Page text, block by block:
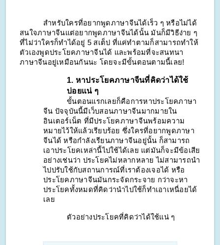
สำหรับใครที่อยากพูดภาษาจีนได้เร็ว ๆ หรือไม่ได้
สนใจภาษาจีนแต่อยากพูดภาษาจีนได้นั้น มันก็มีวิธีง่าย ๆ
ที่ไม่ว่าใครก็ทำได้อยู่ 5 สเต็ป ที่แค่ทำตามก็สามารถทำให้
ตัวเองพูดประโยคภาษาจีนได้ และพร้อมที่จะสนทนา
ภาษาจีนอยู่เหมือนกันนะ โดยจะมีขั้นตอนตามนี้เลย!
1. หาประโยคภาษาจีนที่คิดว่าได้ใช้
บ่อยแน่ ๆ
ขั้นตอนแรกเลยก็คือการหาประโยคภาษา
จีน ปัจจุบันนี้มีเว็บสอนภาษาจีนมากมายใน
อินเตอร์เน็ต ที่มีประโยคภาษาจีนพร้อมความ
หมายไว้ให้แล้วเรียบร้อย ซึ่งใครที่อยากพูดภาษา
จีนได้ หรือกำลังเรียนภาษาจีนอยู่นั้น ก็สามารถ
เอาประโยคเหล่านี้ไปใช้ได้เลย แต่มันก็จะมีข้อเสีย
อย่างเช่นว่า ประโยคไม่หลากหลาย ไม่สามารถนำ
ไปปรับใช้กับสถานการณ์ที่เราต้องเจอได้ หรือ
ประโยคภาษาจีนมันกระจัดกระจาย กว่าจะหา
ประโยคทั้งหมดที่คิดว่านำไปใช้ก็ทำเอาเหนื่อยได้
เลย
ตัวอย่างประโยคที่คิดว่าได้ใช้แน่ ๆ